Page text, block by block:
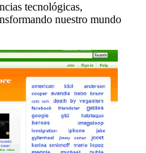
tecnológicas,
nuestro mundo